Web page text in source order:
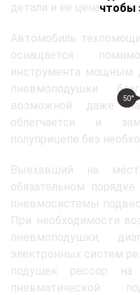
чтобы
50°
детали и ее цена
Автомобиль
оснащается
инструмента мощным
пневмоподушки
возможной даже
облегчается и
полуприцепе без
Выехавший на
обязательном
пневмосистемы
При необходимости
пневмоподушки,
электронных систем
подушек рессор на
пневматической